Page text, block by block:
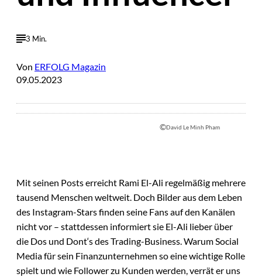
3 Min.
Von ERFOLG Magazin
09.05.2023
©David Le Minh Pham
Mit seinen Posts erreicht Rami El-Ali regelmäßig mehrere
tausend Menschen weltweit. Doch Bilder aus dem Leben
des Instagram-Stars finden seine Fans auf den Kanälen
nicht vor – stattdessen informiert sie El-Ali lieber über
die Dos und Dont‘s des Trading-Business. Warum Social
Media für sein Finanzunternehmen so eine wichtige Rolle
spielt und wie Follower zu Kunden werden, verrät er uns